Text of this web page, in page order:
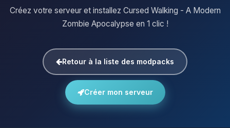
Créez votre serveur et installez Cursed Walking - A Modern
Zombie Apocalypse en 1 clic !
Retour à la liste des modpacks
Créer mon serveur